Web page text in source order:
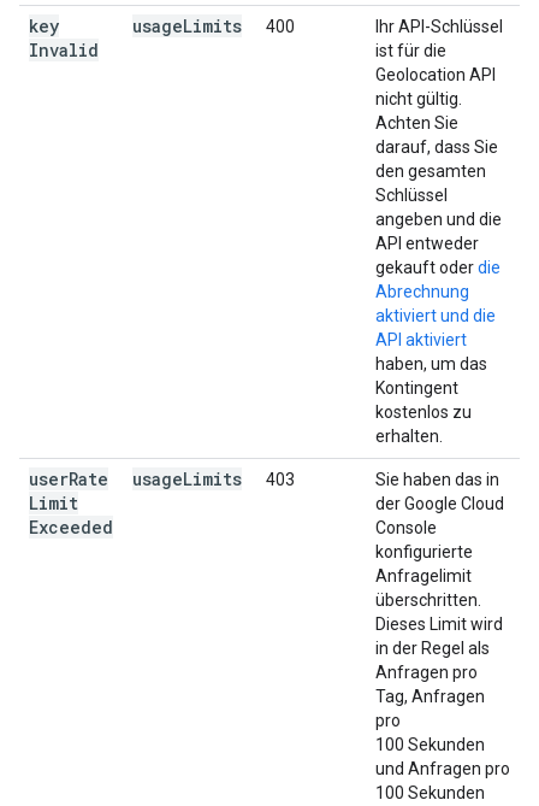
key
Invalid
usageLimits 400
Ihr API-Schlüssel
ist für die
Geolocation API
nicht gültig.
Achten Sie
darauf, dass Sie
den gesamten
Schlüssel
angeben und die
API entweder
gekauft oderdie
Abrechnung
aktiviert und die
API aktiviert
haben, um das
Kontingent
kostenlos zu
erhalten.
userRate
Limit
Exceeded
usageLimits 403
Sie haben das in
der Google Cloud
Console
konfigurierte
Anfragelimit
überschritten.
Dieses Limit wird
in der Regel als
Anfragen pro
Tag, Anfragen
pro
100 Sekunden
und Anfragen pro
100 Sekunden